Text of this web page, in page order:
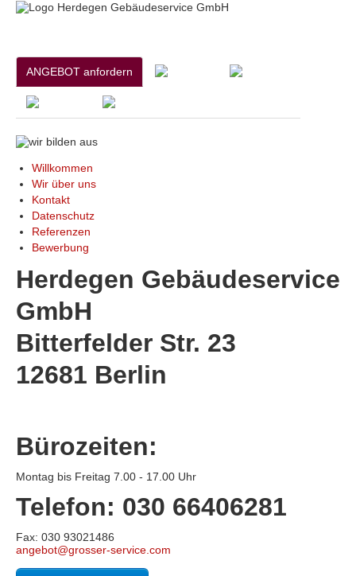
ANGEBOT anfordern
Willkommen
Wir über uns
Kontakt
Datenschutz
Referenzen
Bewerbung
Herdegen Gebäudeservice
GmbH
Bitterfelder Str. 23
12681 Berlin
Bürozeiten:
Montag bis Freitag 7.00 - 17.00 Uhr
Telefon: 030 66406281
Fax: 030 93021486
angebot@grosser-service.com